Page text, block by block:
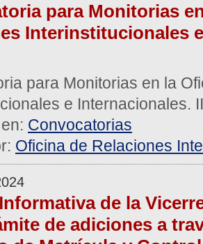
para Monitorias
Interinstitucionales
para Monitorias en la
e Internacionales.
Convocatorias
Oficina de Relaciones
de la
de adiciones a